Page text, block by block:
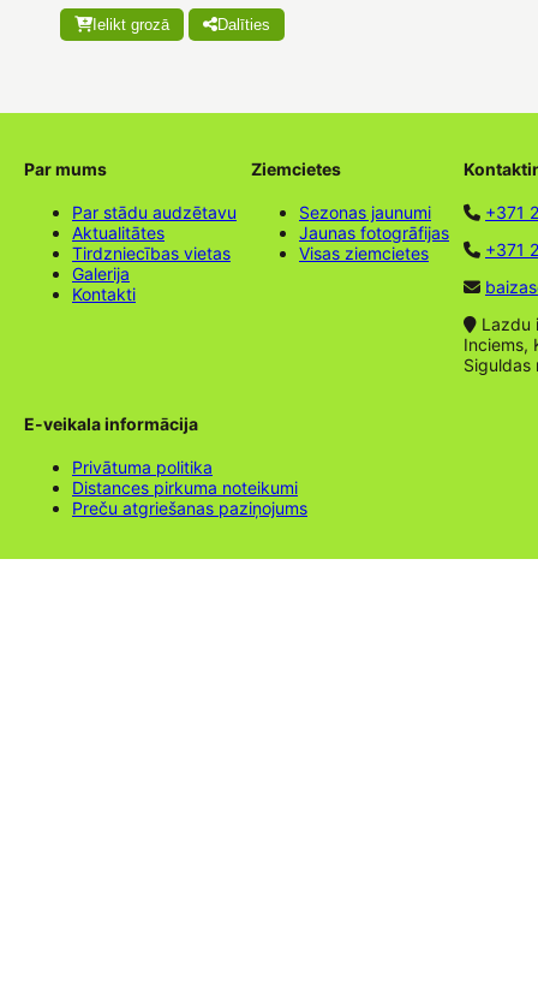
Ielikt grozā Dalīties
Par mums
Par stādu audzētavu
Aktualitātes
Tirdzniecības vietas
Galerija
Kontakti
Ziemcietes
Sezonas jaunumi
Jaunas fotogrāfijas
Visas ziemcietes
+371
+371
Lazdu
Inciems,
Siguldas
E-veikala informācija
Privātuma politika
Distances pirkuma noteikumi
Preču atgriešanas paziņojums